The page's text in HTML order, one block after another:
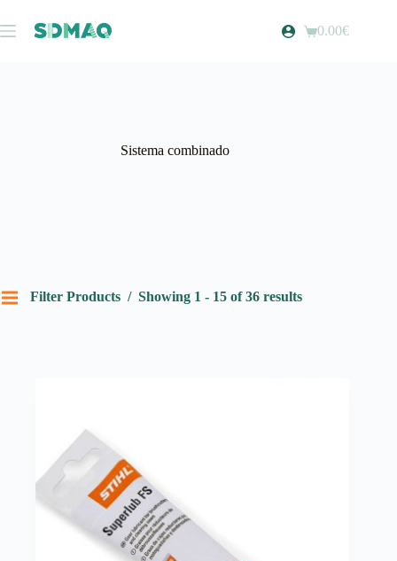
para
o
Carrinho
0.00€
Sistema combinado
Filter Products Showing 1 - 15 of 36 results